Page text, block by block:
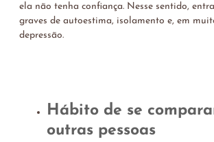
ela não tenha confiança. Nesse sentido,
graves de autoestima, isolamento e, em
depressão.
Hábito de se
outras pessoas